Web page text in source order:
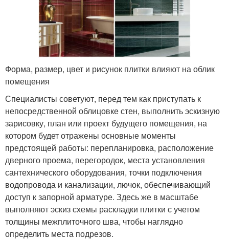
Форма, размер, цвет и рисунок плитки влияют на облик
помещения
Специалисты советуют, перед тем как приступать к
непосредственной облицовке стен, выполнить эскизную
зарисовку, план или проект будущего помещения, на
котором будет отражены основные моменты
предстоящей работы: перепланировка, расположение
дверного проема, перегородок, места установления
сантехнического оборудования, точки подключения
водопровода и канализации, лючок, обеспечивающий
доступ к запорной арматуре. Здесь же в масштабе
выполняют эскиз схемы раскладки плитки с учетом
толщины межплиточного шва, чтобы наглядно
определить места подрезов.